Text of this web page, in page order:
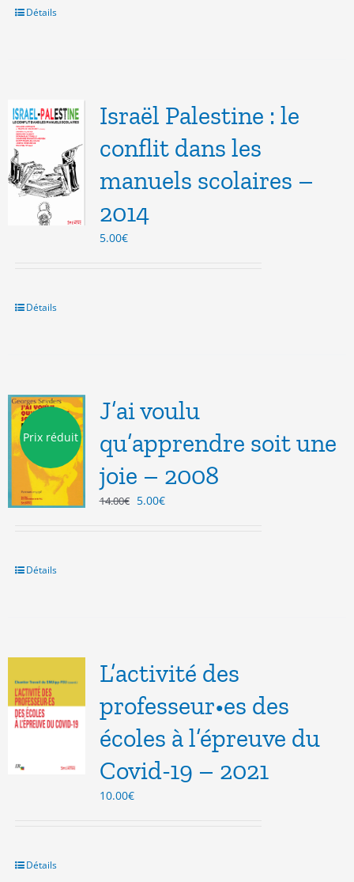
Détails
Israël Palestine : le
conflit dans les
manuels scolaires –
2014
5.00€
Détails
Prix réduit
J’ai voulu
qu’apprendre soit une
joie – 2008
14.00€ Le
5.00€Le
Détails
L’activité des
professeur•es des
écoles à l’épreuve du
Covid-19 – 2021
10.00€
Détails